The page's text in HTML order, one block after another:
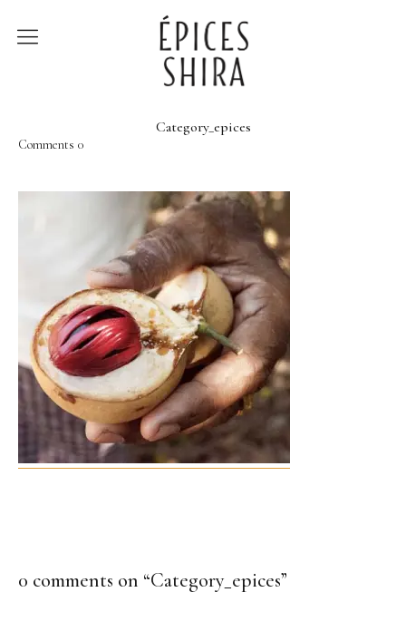
Épices Shira
À la rencontre des
producteurs
Lumière sur…
Category_epices
Comments 0
0 comments on “Category_epices”